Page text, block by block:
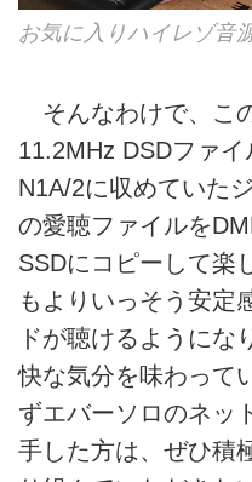
お気に入りハイレゾ音
そんなわけで、こ
11.2MHz DSDファ
N1A/2に収めていた
の愛聴ファイルを
SSDにコピーして楽
もよりいっそう安定
ドが聴けるようにな
快な気分を味わって
ずエバーソロのネッ
手した方は、ぜひ積